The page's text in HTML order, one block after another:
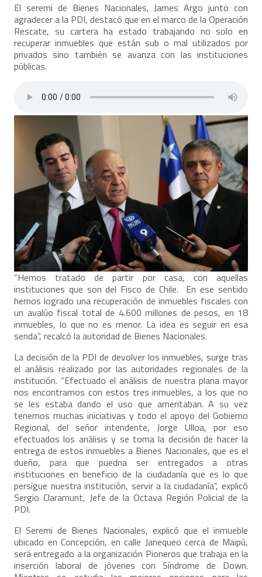
El seremi de Bienes Nacionales, James Argo junto con
agradecer a la PDI, destacó que en el marco de la Operación
Rescate, su cartera ha estado trabajando no solo en
recuperar inmuebles que están sub o mal utilizados por
privados sino también se avanza con las instituciones
públicas.
“Hemos tratado de partir por casa, con aquellas
instituciones que son del Fisco de Chile. En ese sentido
hemos logrado una recuperación de inmuebles fiscales con
un avalúo fiscal total de 4.600 millones de pesos, en 18
inmuebles, lo que no es menor. La idea es seguir en esa
senda”, recalcó la autoridad de Bienes Nacionales.
La decisión de la PDI de devolver los inmuebles, surge tras
el análisis realizado por las autoridades regionales de la
institución. “Efectuado el análisis de nuestra plana mayor
nos encontramos con estos tres inmuebles, a los que no
se les estaba dando el uso que ameritaban. A su vez
tenemos muchas iniciativas y todo el apoyo del Gobierno
Regional, del señor intendente, Jorge Ulloa, por eso
efectuados los análisis y se toma la decisión de hacer la
entrega de estos inmuebles a Bienes Nacionales, que es el
dueño, para que puedna ser entregados a otras
instituciones en beneficio de la ciudadanía que es lo que
persigue nuestra institución, servir a la ciudadanía”, explicó
Sergio Claramunt, Jefe de la Octava Región Policial de la
PDI.
El Seremi de Bienes Nacionales, explicó que el inmueble
ubicado en Concepción, en calle Janequeo cerca de Maipú,
será entregado a la organización Pioneros que trabaja en la
inserción laboral de jóvenes con Síndrome de Down.